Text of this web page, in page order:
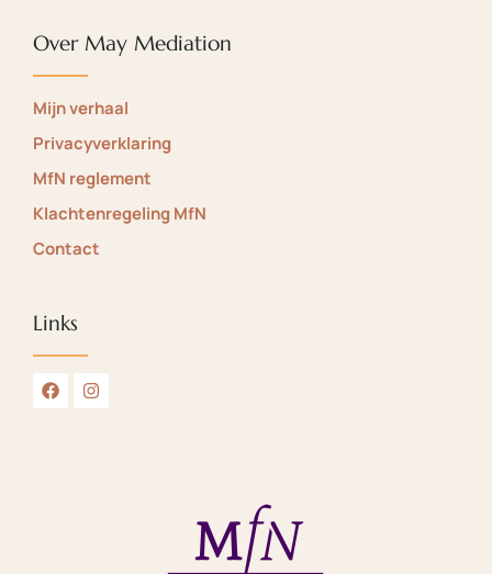
Over May Mediation
Mijn verhaal
Privacyverklaring
MfN reglement
Klachtenregeling MfN
Contact
Links